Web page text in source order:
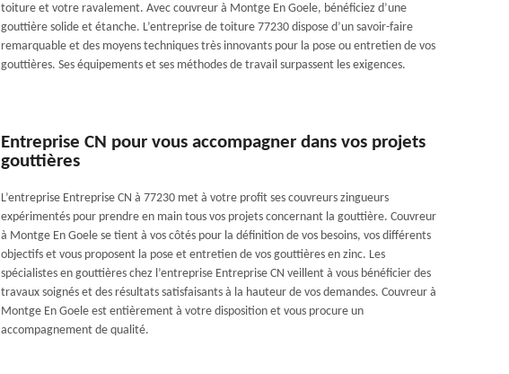
toiture et votre ravalement. Avec couvreur à Montge En Goele, bénéficiez d’une
gouttière solide et étanche. L’entreprise de toiture 77230 dispose d’un savoir-faire
remarquable et des moyens techniques très innovants pour la pose ou entretien de vos
gouttières. Ses équipements et ses méthodes de travail surpassent les exigences.
Entreprise CN pour vous accompagner dans vos projets
gouttières
L’entreprise Entreprise CN à 77230 met à votre profit ses couvreurs zingueurs
expérimentés pour prendre en main tous vos projets concernant la gouttière. Couvreur
à Montge En Goele se tient à vos côtés pour la définition de vos besoins, vos différents
objectifs et vous proposent la pose et entretien de vos gouttières en zinc. Les
spécialistes en gouttières chez l’entreprise Entreprise CN veillent à vous bénéficier des
travaux soignés et des résultats satisfaisants à la hauteur de vos demandes. Couvreur à
Montge En Goele est entièrement à votre disposition et vous procure un
accompagnement de qualité.